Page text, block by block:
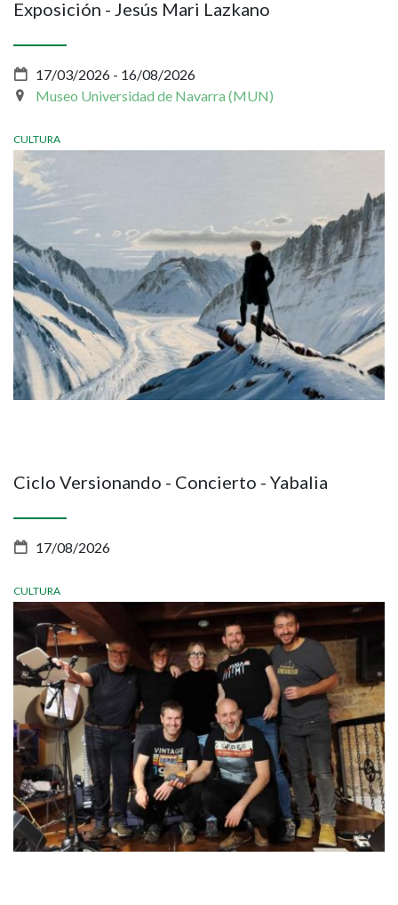
Exposición - Jesús Mari Lazkano
17/03/2026 - 16/08/2026
Museo Universidad de Navarra (MUN)
CULTURA
Imagen
Ciclo Versionando - Concierto - Yabalia
17/08/2026
CULTURA
Imagen